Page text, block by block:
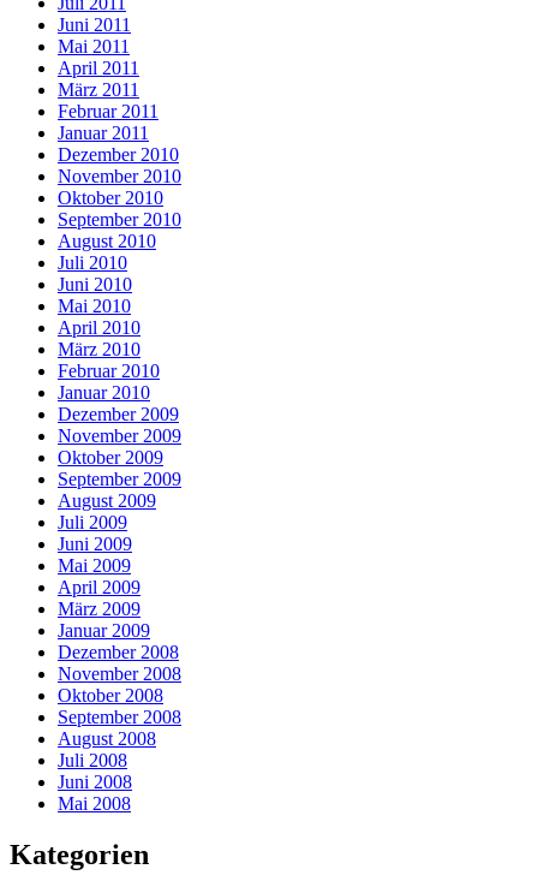
Juni 2011
Mai 2011
April 2011
März 2011
Februar 2011
Januar 2011
Dezember 2010
November 2010
Oktober 2010
September 2010
August 2010
Juli 2010
Juni 2010
Mai 2010
April 2010
März 2010
Februar 2010
Januar 2010
Dezember 2009
November 2009
Oktober 2009
September 2009
August 2009
Juli 2009
Juni 2009
Mai 2009
April 2009
März 2009
Januar 2009
Dezember 2008
November 2008
Oktober 2008
September 2008
August 2008
Juli 2008
Juni 2008
Mai 2008
Kategorien